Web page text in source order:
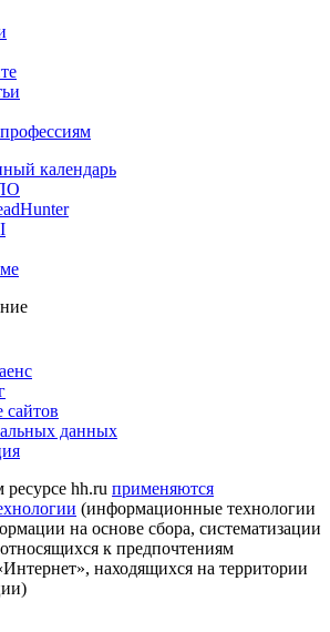
календарь
сайтов
данных
hh.ru применяются
(информационные технологии
на основе сбора, систематизации
к предпочтениям
находящихся на территории